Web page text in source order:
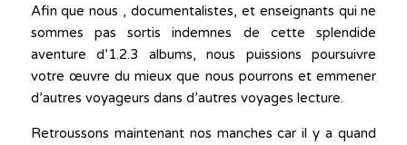
Afin que nous , documentalistes, et enseignants qui ne
sommes pas sortis indemnes de cette splendide
aventure d’1.2.3 albums, nous puissions poursuivre
votre œuvre du mieux que nous pourrons et emmener
d’autres voyageurs dans d’autres voyages lecture.
Retroussons maintenant nos manches car il y a quand